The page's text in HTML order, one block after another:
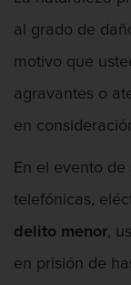
al grado de
motivo que
agravantes o
en
En el evento
telefónicas,
delito menor,
en prisión de